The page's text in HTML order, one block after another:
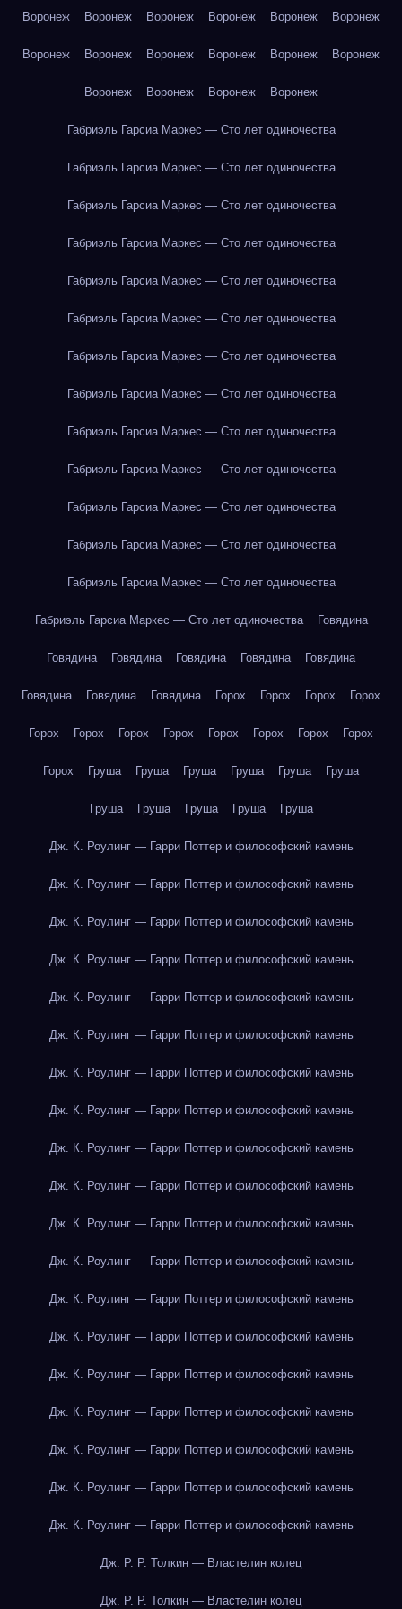
Воронеж Воронеж Воронеж Воронеж Воронеж Воронеж
Воронеж Воронеж Воронеж Воронеж Воронеж Воронеж
Воронеж Воронеж Воронеж Воронеж
Габриэль Гарсиа Маркес — Сто лет одиночества
Габриэль Гарсиа Маркес — Сто лет одиночества
Габриэль Гарсиа Маркес — Сто лет одиночества
Габриэль Гарсиа Маркес — Сто лет одиночества
Габриэль Гарсиа Маркес — Сто лет одиночества
Габриэль Гарсиа Маркес — Сто лет одиночества
Габриэль Гарсиа Маркес — Сто лет одиночества
Габриэль Гарсиа Маркес — Сто лет одиночества
Габриэль Гарсиа Маркес — Сто лет одиночества
Габриэль Гарсиа Маркес — Сто лет одиночества
Габриэль Гарсиа Маркес — Сто лет одиночества
Габриэль Гарсиа Маркес — Сто лет одиночества
Габриэль Гарсиа Маркес — Сто лет одиночества
Габриэль Гарсиа Маркес — Сто лет одиночества Говядина
Говядина Говядина Говядина Говядина Говядина
Говядина Говядина Говядина Горох Горох Горох Горох
Горох Горох Горох Горох Горох Горох Горох Горох
Горох Груша Груша Груша Груша Груша Груша
Груша Груша Груша Груша Груша
Дж. К. Роулинг — Гарри Поттер и философский камень
Дж. К. Роулинг — Гарри Поттер и философский камень
Дж. К. Роулинг — Гарри Поттер и философский камень
Дж. К. Роулинг — Гарри Поттер и философский камень
Дж. К. Роулинг — Гарри Поттер и философский камень
Дж. К. Роулинг — Гарри Поттер и философский камень
Дж. К. Роулинг — Гарри Поттер и философский камень
Дж. К. Роулинг — Гарри Поттер и философский камень
Дж. К. Роулинг — Гарри Поттер и философский камень
Дж. К. Роулинг — Гарри Поттер и философский камень
Дж. К. Роулинг — Гарри Поттер и философский камень
Дж. К. Роулинг — Гарри Поттер и философский камень
Дж. К. Роулинг — Гарри Поттер и философский камень
Дж. К. Роулинг — Гарри Поттер и философский камень
Дж. К. Роулинг — Гарри Поттер и философский камень
Дж. К. Роулинг — Гарри Поттер и философский камень
Дж. К. Роулинг — Гарри Поттер и философский камень
Дж. К. Роулинг — Гарри Поттер и философский камень
Дж. К. Роулинг — Гарри Поттер и философский камень
Дж. Р. Р. Толкин — Властелин колец
Дж. Р. Р. Толкин — Властелин колец